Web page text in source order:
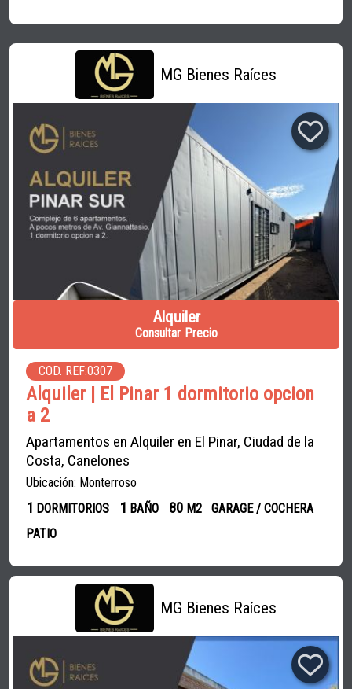
MG Bienes Raíces
Alquiler
Consultar Precio
COD. REF:0307
Alquiler | El Pinar 1 dormitorio opcion
a 2
Apartamentos en Alquiler en El Pinar, Ciudad de la
Costa, Canelones
Ubicación: Monterroso
1 DORMITORIOS 1 BAÑO 80 M2
GARAGE / COCHERA
PATIO
MG Bienes Raíces